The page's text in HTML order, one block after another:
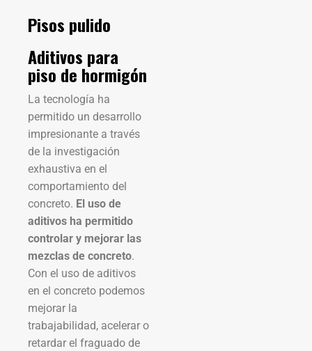
Pisos pulido
Aditivos para
piso de hormigón
La tecnología ha
permitido un desarrollo
impresionante a través
de la investigación
exhaustiva en el
comportamiento del
concreto. El uso de
aditivos ha permitido
controlar y mejorar las
mezclas de concreto.
Con el uso de aditivos
en el concreto podemos
mejorar la
trabajabilidad, acelerar o
retardar el fraguado de